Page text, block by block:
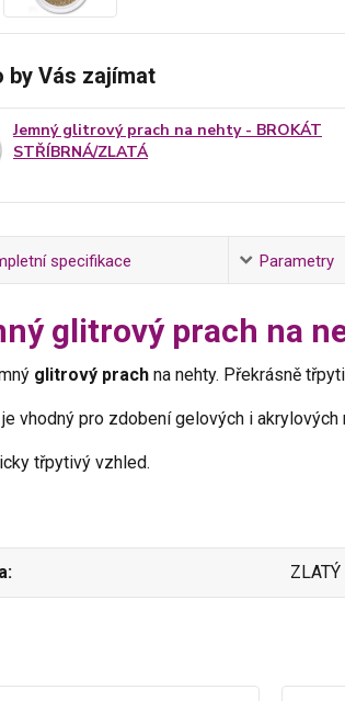
by Vás zajímat
Jemný glitrový prach na nehty - BROKÁT
STŘÍBRNÁ/ZLATÁ
specifikace Parametry
glitrový prach na
glitrový prachna nehty. Překrásně
vhodný pro zdobení gelových i
třpytivý vzhled.
ZLATÝ